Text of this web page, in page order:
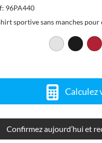
96PA440
sportive sans manches pour
Calculez
Confirmez aujourd’hui et